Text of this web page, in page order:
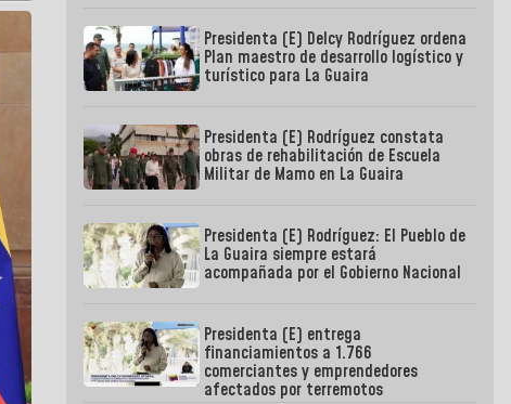
Presidenta (E) Delcy Rodríguez ordena
Plan maestro de desarrollo logístico y
turístico para La Guaira
Presidenta (E) Rodríguez constata
obras de rehabilitación de Escuela
Militar de Mamo en La Guaira
Presidenta (E) Rodríguez: El Pueblo de
La Guaira siempre estará
acompañada por el Gobierno Nacional
Presidenta (E) entrega
financiamientos a 1.766
comerciantes y emprendedores
afectados por terremotos